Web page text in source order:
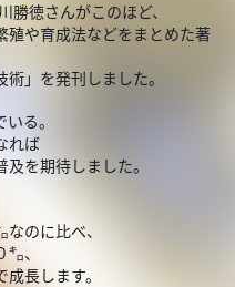
徳さんがこのほど、
殖や育成法などをまとめた著
」を発刊しました。
る。
れば
を期待しました。
のに比べ、
、
長します。